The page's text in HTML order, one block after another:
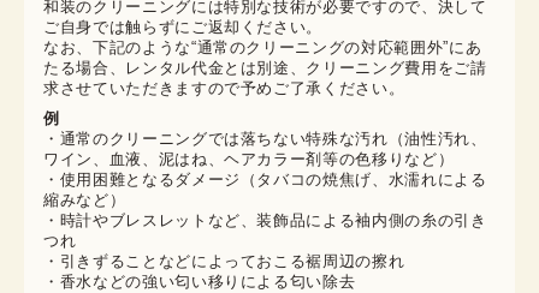
和装のクリーニングには特別な技術が必要ですので、決して
ご自身では触らずにご返却ください。
なお、下記のような“通常のクリーニングの対応範囲外”にあ
たる場合、レンタル代金とは別途、クリーニング費用をご請
求させていただきますので予めご了承ください。
例
・通常のクリーニングでは落ちない特殊な汚れ（油性汚れ、
ワイン、血液、泥はね、ヘアカラー剤等の色移りなど）
・使用困難となるダメージ（タバコの焼焦げ、水濡れによる
縮みなど）
・時計やブレスレットなど、装飾品による袖内側の糸の引き
つれ
・引きずることなどによっておこる裾周辺の擦れ
・香水などの強い匂い移りによる匂い除去